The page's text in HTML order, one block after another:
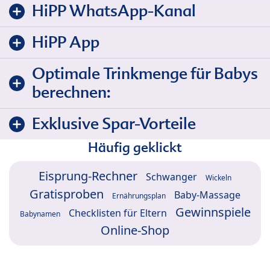
HiPP WhatsApp-Kanal
HiPP App
Optimale Trinkmenge für Babys
berechnen:
Exklusive Spar-Vorteile
Häufig geklickt
Eisprung-Rechner Schwanger Wickeln
Gratisproben Ernährungsplan Baby-Massage
Babynamen Checklisten für Eltern
Gewinnspiele
Online-Shop